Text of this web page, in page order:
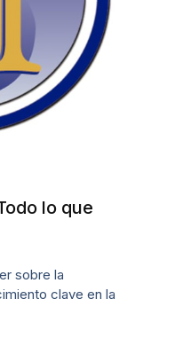
lo que
sobre la
clave en la